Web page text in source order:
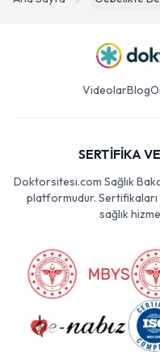
VideolarBlog
SERTİFİKA
Doktorsitesi.com Sağlık
platformudur. Sertifikaları
sağlık